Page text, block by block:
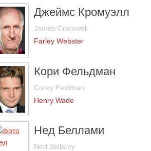
Джеймс Кромуэлл
James Cromwell
Farley Webster
Кори Фельдман
Corey Feldman
Henry Wade
Нед Беллами
Ned Bellamy